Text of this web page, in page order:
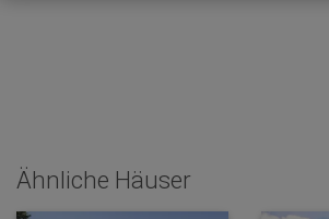
Ähnliche Häuser